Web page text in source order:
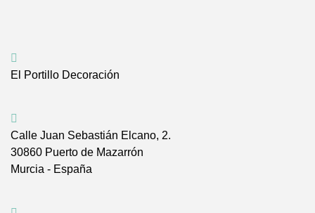
El Portillo Decoración
Calle Juan Sebastián Elcano, 2.
30860 Puerto de Mazarrón
Murcia - España